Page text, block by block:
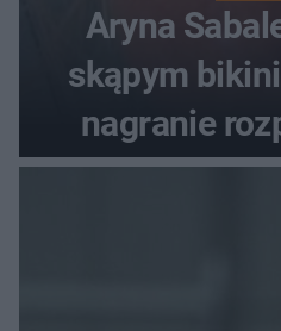
Aryna
skąpym
nagranie